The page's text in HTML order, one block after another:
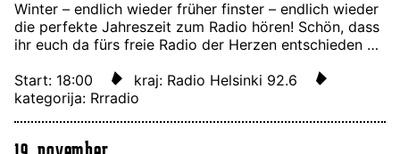
Winter – endlich wieder früher finster – endlich wieder
die perfekte Jahreszeit zum Radio hören! Schön, dass
ihr euch da fürs freie Radio der Herzen entschieden …
Start: 18:00
kraj: Radio Helsinki 92.6
kategorija: Rrradio